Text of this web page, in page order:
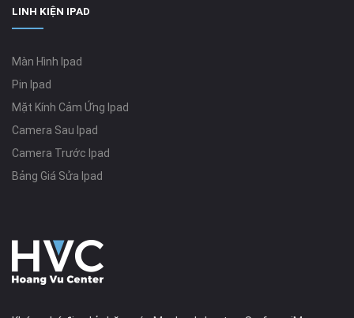
LINH KIỆN IPAD
Màn Hình Ipad
Pin Ipad
Mặt Kính Cảm Ứng Ipad
Camera Sau Ipad
Camera Trước Ipad
Bảng Giá Sửa Ipad